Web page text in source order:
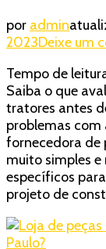
por admin
2023Deixe um
Tempo de
Saiba o que
tratores antes
problemas com
fornecedora de
muito simples e
específicos
projeto de